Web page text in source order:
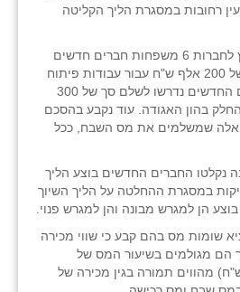
רחובות במסגרת הליך הקליטה
באותו מקרה קלט הקיבוץ לחברות 6 משפחות חברים חדשים
וגבה מהם תשלום בסך של 200 אלף ש"ח עבור עבודות פיתוח
ותשתיות. בנוסף החברים החדשים נדרשו לשלם סך של 300
בהון האגודה. עוד נקבע בהסכם
אלה שמשלמים את מס השבח, ככל
נקלטו החברים החדשים בוצע הליך
ותיקות במסגרת ההחלטה על הליך השיוך
הן למגרש מבונה והן למגרש פנוי.
שומות מס בהם קבע כי שווי מכירה
הם מגולמים בשיעור המס של
– 390 אלפי ש"ח) מהווים תמורה בגין מכירה של